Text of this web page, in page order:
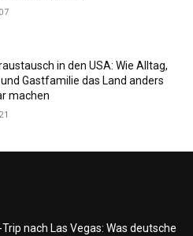
in den USA: Wie Alltag,
Gastfamilie das Land anders
machen
nach Las Vegas: Was deutsche